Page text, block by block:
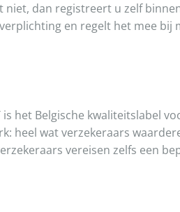
dan registreert u zelf
en regelt het mee bij
is het Belgische
heel wat verzekeraars
vereisen zelfs een